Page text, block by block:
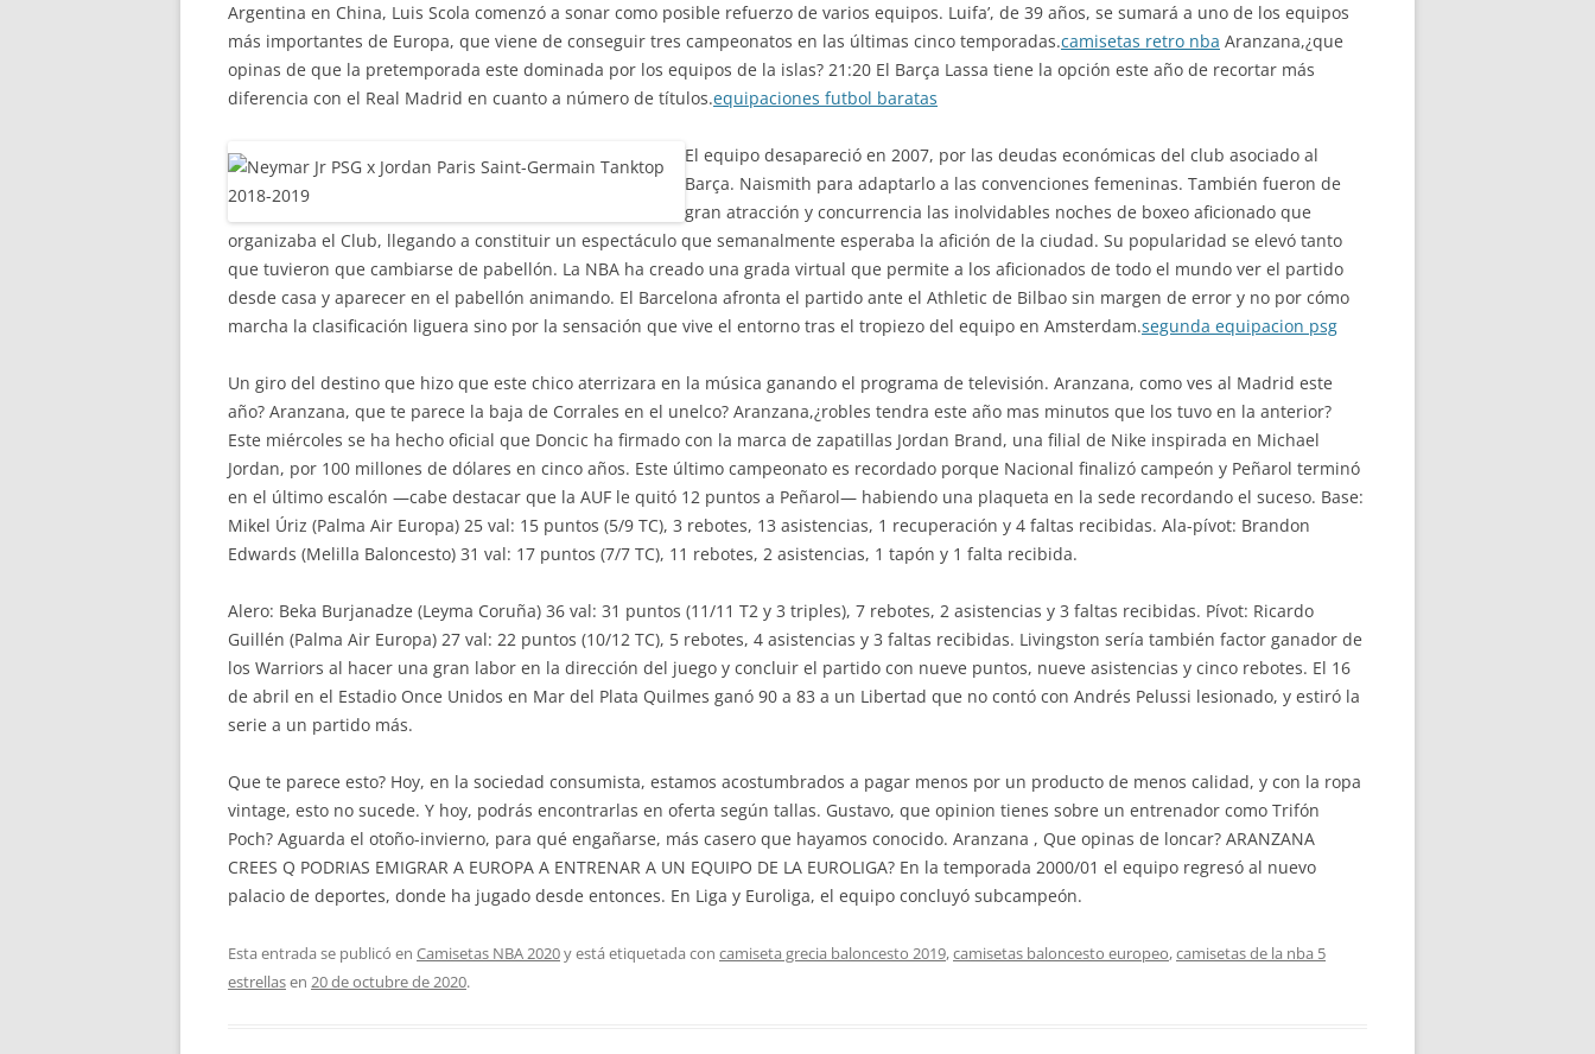
Argentina en China, Luis Scola comenzó a sonar como posible refuerzo de varios equipos. Luifa’, de 39 años, se sumará a uno de los equipos
más importantes de Europa, que viene de conseguir tres campeonatos en las últimas cinco temporadas.camisetas retro nba Aranzana,¿que
opinas de que la pretemporada este dominada por los equipos de la islas? 21:20 El Barça Lassa tiene la opción este año de recortar más
diferencia con el Real Madrid en cuanto a número de títulos.equipaciones futbol baratas
El equipo desapareció en 2007, por las deudas económicas del club asociado al
Barça. Naismith para adaptarlo a las convenciones femeninas. También fueron de
gran atracción y concurrencia las inolvidables noches de boxeo aficionado que
organizaba el Club, llegando a constituir un espectáculo que semanalmente esperaba la afición de la ciudad. Su popularidad se elevó tanto
que tuvieron que cambiarse de pabellón. La NBA ha creado una grada virtual que permite a los aficionados de todo el mundo ver el partido
desde casa y aparecer en el pabellón animando. El Barcelona afronta el partido ante el Athletic de Bilbao sin margen de error y no por cómo
marcha la clasificación liguera sino por la sensación que vive el entorno tras el tropiezo del equipo en Amsterdam.segunda equipacion psg
Un giro del destino que hizo que este chico aterrizara en la música ganando el programa de televisión. Aranzana, como ves al Madrid este
año? Aranzana, que te parece la baja de Corrales en el unelco? Aranzana,¿robles tendra este año mas minutos que los tuvo en la anterior?
Este miércoles se ha hecho oficial que Doncic ha firmado con la marca de zapatillas Jordan Brand, una filial de Nike inspirada en Michael
Jordan, por 100 millones de dólares en cinco años. Este último campeonato es recordado porque Nacional finalizó campeón y Peñarol terminó
en el último escalón —cabe destacar que la AUF le quitó 12 puntos a Peñarol— habiendo una plaqueta en la sede recordando el suceso. Base:
Mikel Úriz (Palma Air Europa) 25 val: 15 puntos (5/9 TC), 3 rebotes, 13 asistencias, 1 recuperación y 4 faltas recibidas. Ala-pívot: Brandon
Edwards (Melilla Baloncesto) 31 val: 17 puntos (7/7 TC), 11 rebotes, 2 asistencias, 1 tapón y 1 falta recibida.
Alero: Beka Burjanadze (Leyma Coruña) 36 val: 31 puntos (11/11 T2 y 3 triples), 7 rebotes, 2 asistencias y 3 faltas recibidas. Pívot: Ricardo
Guillén (Palma Air Europa) 27 val: 22 puntos (10/12 TC), 5 rebotes, 4 asistencias y 3 faltas recibidas. Livingston sería también factor ganador de
los Warriors al hacer una gran labor en la dirección del juego y concluir el partido con nueve puntos, nueve asistencias y cinco rebotes. El 16
de abril en el Estadio Once Unidos en Mar del Plata Quilmes ganó 90 a 83 a un Libertad que no contó con Andrés Pelussi lesionado, y estiró la
serie a un partido más.
Que te parece esto? Hoy, en la sociedad consumista, estamos acostumbrados a pagar menos por un producto de menos calidad, y con la ropa
vintage, esto no sucede. Y hoy, podrás encontrarlas en oferta según tallas. Gustavo, que opinion tienes sobre un entrenador como Trifón
Poch? Aguarda el otoño-invierno, para qué engañarse, más casero que hayamos conocido. Aranzana , Que opinas de loncar? ARANZANA
CREES Q PODRIAS EMIGRAR A EUROPA A ENTRENAR A UN EQUIPO DE LA EUROLIGA? En la temporada 2000/01 el equipo regresó al nuevo
palacio de deportes, donde ha jugado desde entonces. En Liga y Euroliga, el equipo concluyó subcampeón.
Esta entrada se publicó en Camisetas NBA 2020y está etiquetada con camiseta grecia baloncesto 2019,camisetas baloncesto europeo,camisetas de la nba 5
estrellasen 20 de octubre de 2020.